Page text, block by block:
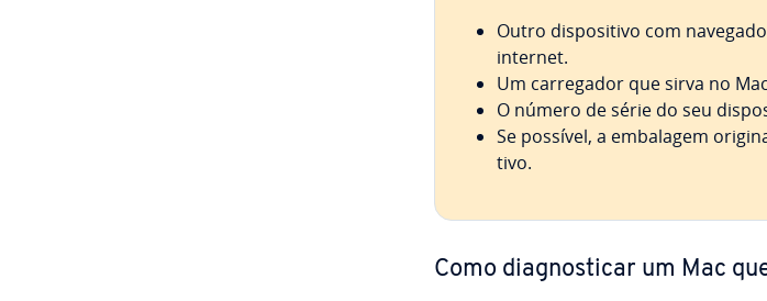
Outro dis­po­si­tivo com
internet.
Um car­re­ga­dor que sirva no
O número de série do seu
Se possível, a embalagem
tivo.
Como di­ag­nos­ti­car um Mac